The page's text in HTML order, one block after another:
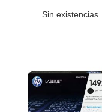
Sin existencias